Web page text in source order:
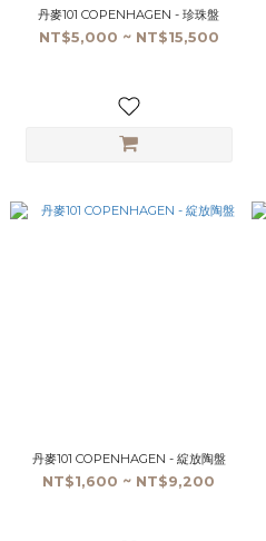
丹麥101 COPENHAGEN - 珍珠盤
NT$5,000 ~ NT$15,500
丹麥101 COPENHAGEN - 綻放陶盤
NT$1,600 ~ NT$9,200